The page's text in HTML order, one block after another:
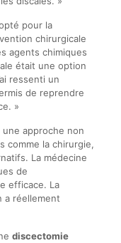
pour la
chirurgicale
agents chimiques
était une option
ressenti un
de reprendre
»
approche non
comme la chirurgie,
La médecine
de
efficace. La
a réellement
discectomie